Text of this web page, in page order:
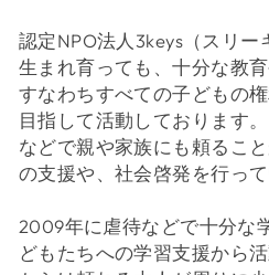
認定NPO法人3keys（スリ
生まれ育っても、十分な教
すなわちすべての子どもの
目指して活動しております
などで親や家族にも頼るこ
の支援や、社会啓発を行って
2009年に虐待などで十分な
どもたちへの学習支援から